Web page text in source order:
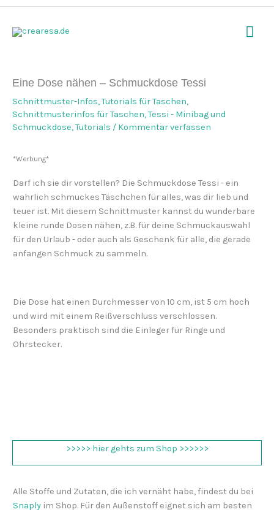
Zum
springen
Eine Dose nähen – Schmuckdose Tessi
Schnittmuster-Infos,Tutorials für Taschen,
Schnittmusterinfos für Taschen,Tessi - Minibag und
Schmuckdose,Tutorials / Kommentar verfassen
*Werbung*
Darf ich sie dir vorstellen? Die Schmuckdose Tessi - ein
wahrlich schmuckes Täschchen für alles, was dir lieb und
teuer ist. Mit diesem Schnittmuster kannst du wunderbare
kleine runde Dosen nähen, z.B. für deine Schmuckauswahl
für den Urlaub - oder auch als Geschenk für alle, die gerade
anfangen Schmuck zu sammeln.
Die Dose hat einen Durchmesser von 10 cm, ist 5 cm hoch
und wird mit einem Reißverschluss verschlossen.
Besonders praktisch sind die Einleger für Ringe und
Ohrstecker.
>>>>> hier gehts zum Shop >>>>>>
Alle Stoffe und Zutaten, die ich vernäht habe, findest du bei
Snaply im Shop. Für den Außenstoff eignet sich am besten